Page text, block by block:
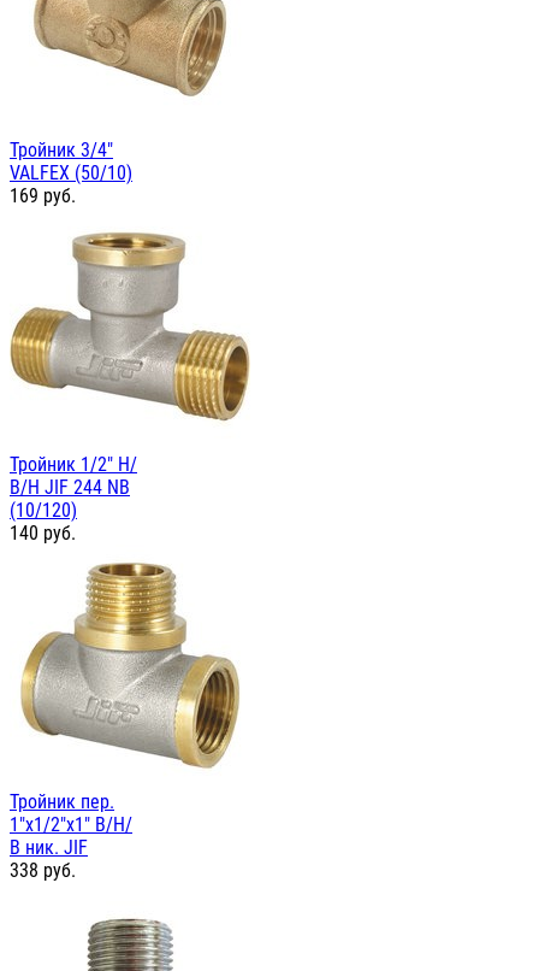
Тройник 3/4"
VALFEX (50/10)
169 руб.
Тройник 1/2" Н/
В/Н JIF 244 NB
(10/120)
140 руб.
Тройник пер.
1"х1/2"х1" В/Н/
В ник. JIF
338 руб.